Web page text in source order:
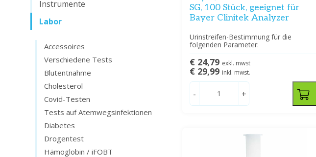
Instrumente
Labor
Accessoires
Verschiedene Tests
Blutentnahme
Cholesterol
Covid-Testen
Tests auf Atemwegsinfektionen
Diabetes
Drogentest
Hämoglobin / iFOBT
SG, 100 Stück, geeignet für
Bayer Clinitek Analyzer
Urinstreifen-Bestimmung für die
folgenden Parameter:
€ 24,79 exkl. mwst
€ 29,99 inkl. mwst.
- +